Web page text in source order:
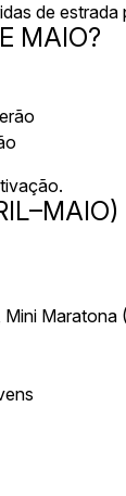
de
MAIO?
Maratona